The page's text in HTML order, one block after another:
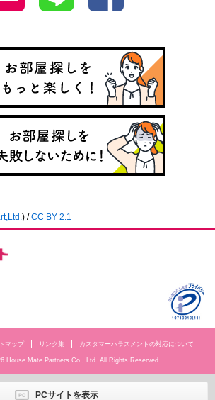
) /CC BY 2.1
マップ リンク集 カスタマーハラスメントの対応について
House Mate Partners Co., Ltd. All Rights Reserved.
PCサイトを表示